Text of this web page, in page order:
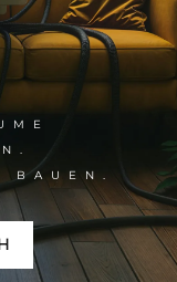
BAUEN.